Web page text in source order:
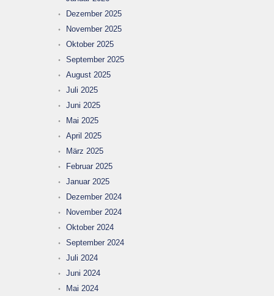
Dezember 2025
November 2025
Oktober 2025
September 2025
August 2025
Juli 2025
Juni 2025
Mai 2025
April 2025
März 2025
Februar 2025
Januar 2025
Dezember 2024
November 2024
Oktober 2024
September 2024
Juli 2024
Juni 2024
Mai 2024